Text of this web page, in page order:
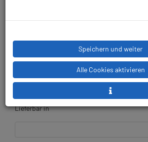
4,09 € (31.62 %)
UVP:12,95 €
gültig bis 13.08.2026
Lieferbar in
Speichern und weiter
Alle Cookies aktivieren